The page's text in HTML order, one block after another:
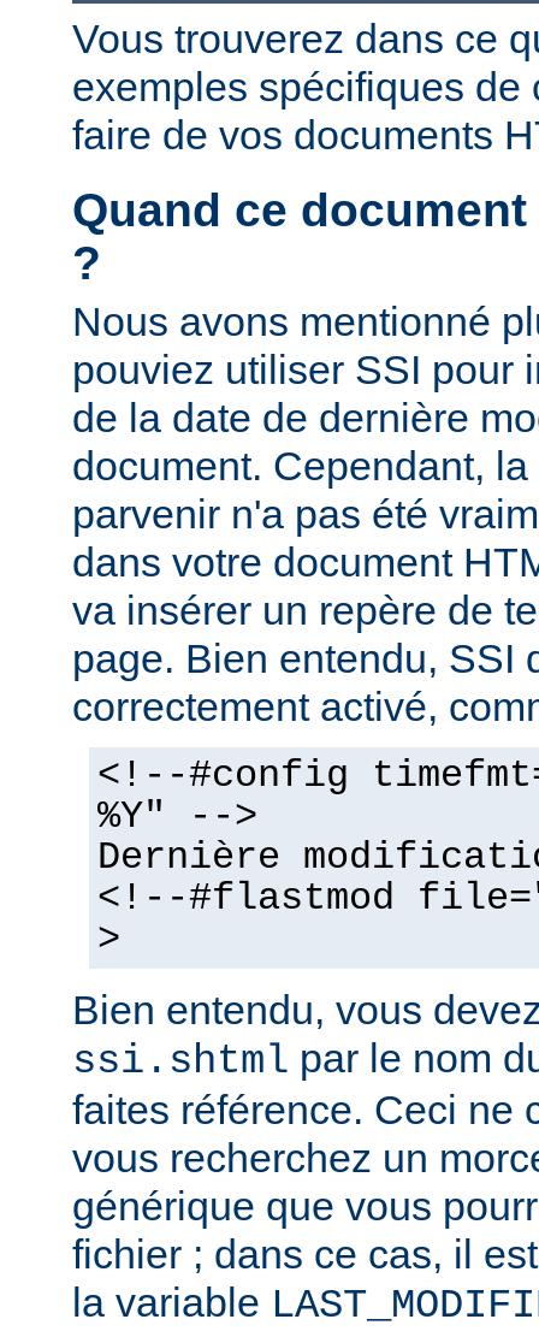
Vous trouverez dans ce
exemples spécifiques de
faire de vos documents
Quand ce
?
Nous avons mentionné
pouviez utiliser SSI pour
de la date de dernière
document. Cependant,
parvenir n'a pas été
dans votre document
va insérer un repère de
page. Bien entendu, SSI
correctement activé,
<!--#config
%Y" -->
Dernière
<!--#flastmod
>
Bien entendu, vous
ssi.shtml par le nom
faites référence. Ceci ne
vous recherchez un
générique que vous
fichier ; dans ce cas, il
la variable